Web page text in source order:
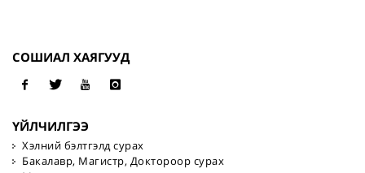
СОШИАЛ ХАЯГУУД
ҮЙЛЧИЛГЭЭ
Хэлний бэлтгэлд сурах
Бакалавр, Магистр, Доктороор сурах